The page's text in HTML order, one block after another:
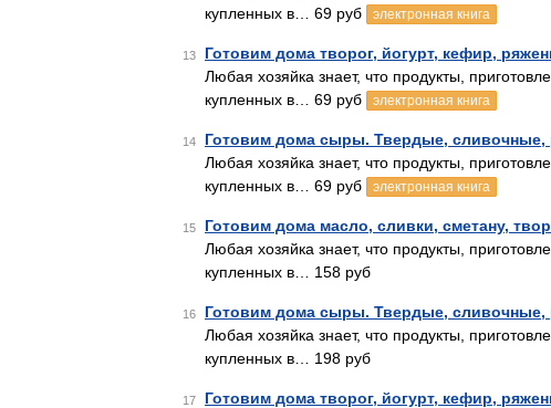
купленных в… 69 руб
электронная книга
13 Готовим дома творог, йогурт, кефир,
Любая хозяйка знает, что продукты,
купленных в… 69 руб
электронная книга
14 Готовим дома сыры. Твердые, сливочные,
Любая хозяйка знает, что продукты,
купленных в… 69 руб
электронная книга
15 Готовим дома масло, сливки, сметану,
Любая хозяйка знает, что продукты,
купленных в… 158 руб
16 Готовим дома сыры. Твердые, сливочные,
Любая хозяйка знает, что продукты,
купленных в… 198 руб
17 Готовим дома творог, йогурт, кефир,